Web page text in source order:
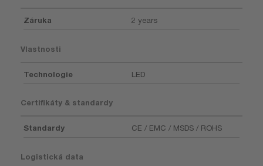
Záruka 2 years
Vlastnosti
Technologie LED
Certifikáty & standardy
Standardy CE / EMC / MSDS / ROHS
Logistická data